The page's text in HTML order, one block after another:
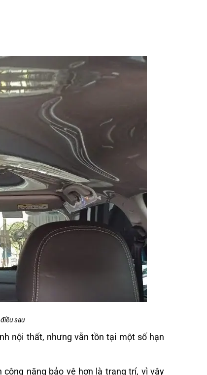
sau
nội thất, nhưng vẫn tồn tại một số hạn
năng bảo vệ hơn là trang trí, vì vậy